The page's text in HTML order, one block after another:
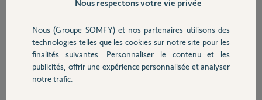
Sécurité
Domotique
Olg D.
il y a presque 6 ans
Participer au fil de discussion
Nous respectons votre vie privée
Nous (Groupe SOMFY) et nos partenaires utilisons des
technologies telles que les cookies sur notre site pour les
finalités suivantes: Personnaliser le contenu et les
publicités, offrir une expérience personnalisée et analyser
notre trafic.